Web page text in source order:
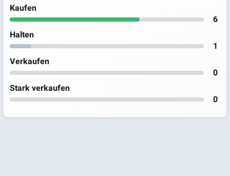
Kaufen
6
Halten
1
Verkaufen
0
Stark verkaufen
0